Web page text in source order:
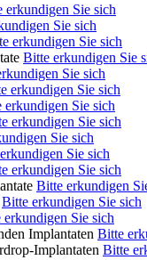
erkundigen Sie sich
Sie sich
erkundigen Sie sich
Bitte erkundigen Sie
Sie sich
erkundigen Sie sich
erkundigen Sie sich
erkundigen Sie sich
Sie sich
Sie sich
erkundigen Sie sich
Bitte erkundigen
Bitte erkundigen Sie sich
erkundigen Sie sich
Implantaten Bitte
Implantaten Bitte